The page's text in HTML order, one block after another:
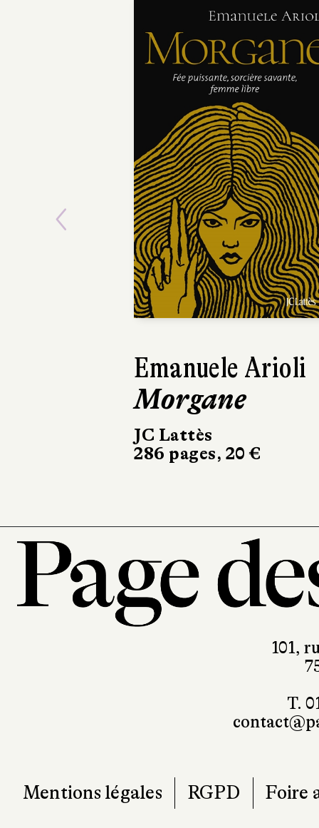
Elizabeth Rush
L'Éveil
Marchialy
450 pages, 23 €
Previous
101,
T.
Mentions légales RGPD Foire